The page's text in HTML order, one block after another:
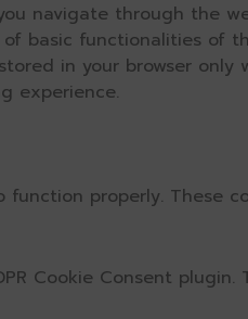
navigate through the
basic functionalities of
in your browser
experience.
properly. These
Cookie Consent